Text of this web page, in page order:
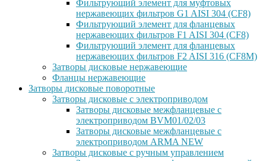
Фильтрующий элемент для муфтовых
нержавеющих фильтров G1 AISI 304 (CF8)
Фильтрующий элемент для фланцевых
нержавеющих фильтров F1 AISI 304 (CF8)
Фильтрующий элемент для фланцевых
нержавеющих фильтров F2 AISI 316 (CF8M)
Затворы дисковые нержавеющие
Фланцы нержавеющие
Затворы дисковые поворотные
Затворы дисковые с электроприводом
Затворы дисковые межфланцевые с
электроприводом BVM01/02/03
Затворы дисковые межфланцевые с
электроприводом ARMA NEW
Затворы дисковые с ручным управлением